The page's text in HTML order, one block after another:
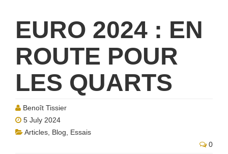
EURO 2024 : EN
ROUTE POUR
LES QUARTS
Benoît Tissier
5 July 2024
Articles Blog
Essais
0